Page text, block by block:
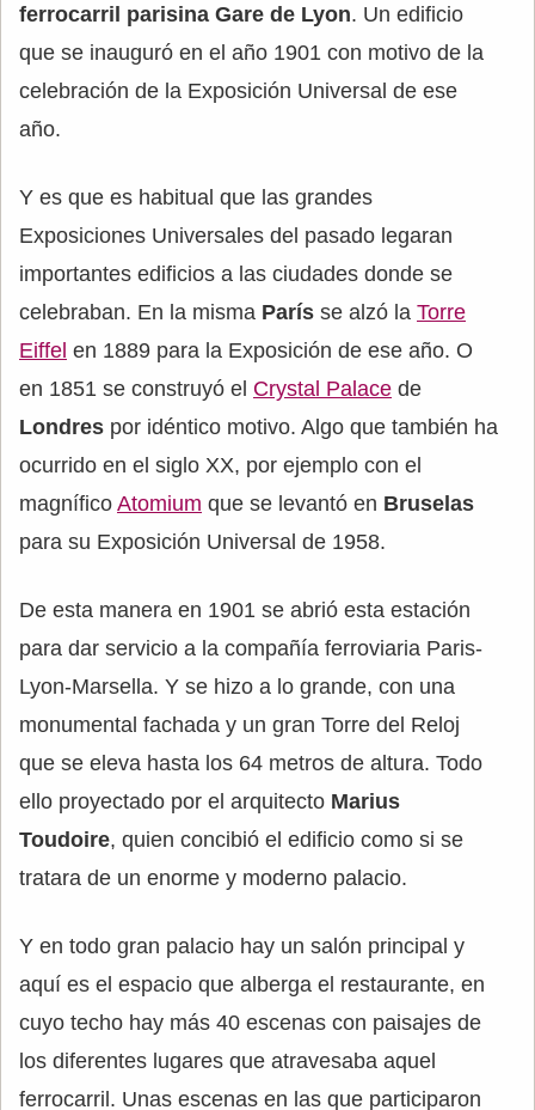
ferrocarril parisina Gare de Lyon. Un edificio
que se inauguró en el año 1901 con motivo de la
celebración de la Exposición Universal de ese
año.
Y es que es habitual que las grandes
Exposiciones Universales del pasado legaran
importantes edificios a las ciudades donde se
celebraban. En la misma París se alzó la Torre
Eiffel en 1889 para la Exposición de ese año. O
en 1851 se construyó el Crystal Palace de
Londres por idéntico motivo. Algo que también ha
ocurrido en el siglo XX, por ejemplo con el
magnífico Atomium que se levantó en Bruselas
para su Exposición Universal de 1958.
De esta manera en 1901 se abrió esta estación
para dar servicio a la compañía ferroviaria Paris-
Lyon-Marsella. Y se hizo a lo grande, con una
monumental fachada y un gran Torre del Reloj
que se eleva hasta los 64 metros de altura. Todo
ello proyectado por el arquitecto Marius
Toudoire, quien concibió el edificio como si se
tratara de un enorme y moderno palacio.
Y en todo gran palacio hay un salón principal y
aquí es el espacio que alberga el restaurante, en
cuyo techo hay más 40 escenas con paisajes de
los diferentes lugares que atravesaba aquel
ferrocarril. Unas escenas en las que participaron